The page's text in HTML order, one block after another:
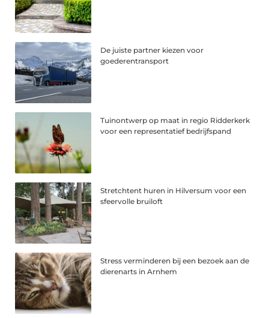
De juiste partner kiezen voor
goederentransport
Tuinontwerp op maat in regio Ridderkerk
voor een representatief bedrijfspand
Stretchtent huren in Hilversum voor een
sfeervolle bruiloft
Stress verminderen bij een bezoek aan de
dierenarts in Arnhem